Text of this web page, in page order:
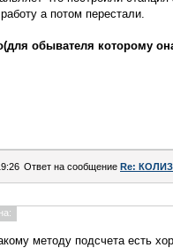
а потом перестали.
обывателя которому
Ответ на сообщение Re:
методу подсчета есть